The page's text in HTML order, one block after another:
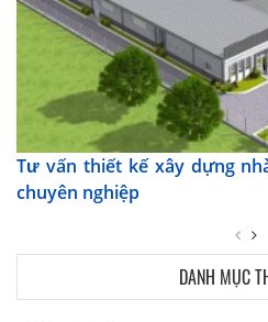
Tư vấn thiết kế xây dựng
chuyên nghiệp
DANH MỤC